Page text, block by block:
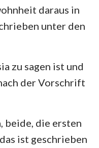
daraus in
unter den
zu sagen ist und
der Vorschrift
beide, die ersten
ist geschrieben